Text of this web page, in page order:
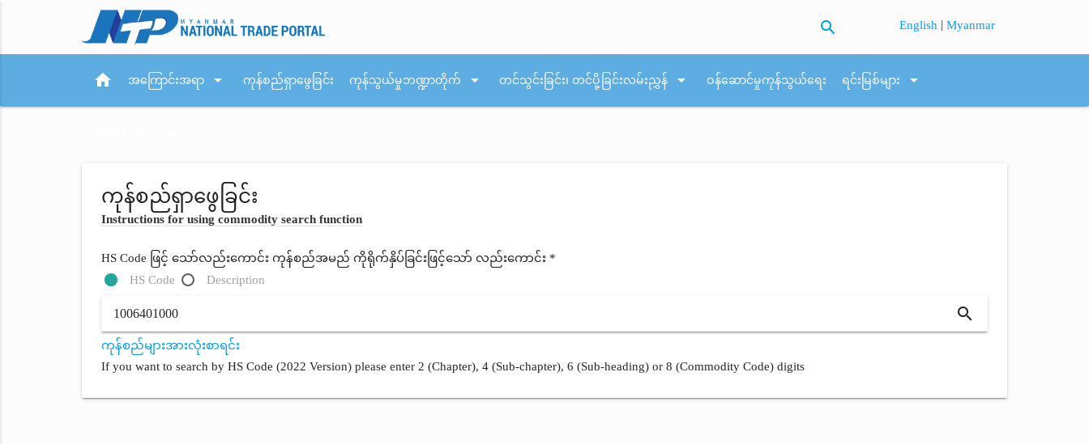
search English |Myanmar
home အကြောင်းအရာ arrow_drop_down ကုန်စည်ရှာဖွေခြင်း ကုန်သွယ်မှုဘဏ္ဍာတိုက် arrow_drop_down တင်သွင်းခြင်း၊ တင်ပို့ခြင်းလမ်းညွှန် arrow_drop_down ဝန်ဆောင်မှုကုန်သွယ်ရေး ရင်းမြစ်များ arrow_drop_down
ကုန်စည်ရှာဖွေခြင်း
Instructions for using commodity search function
HS Code ဖြင့် သော်လည်းကောင်း ကုန်စည်အမည် ကိုရိုက်နှိပ်ခြင်းဖြင့်သော် လည်းကောင်း *
HS Code
Description
search
ကုန်စည်များအားလုံးစာရင်း
If you want to search by HS Code (2022 Version) please enter 2 (Chapter), 4 (Sub-chapter), 6 (Sub-heading) or 8 (Commodity Code) digits